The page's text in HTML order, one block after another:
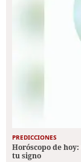
PREDICCIONES
Horóscopo de
tu signo